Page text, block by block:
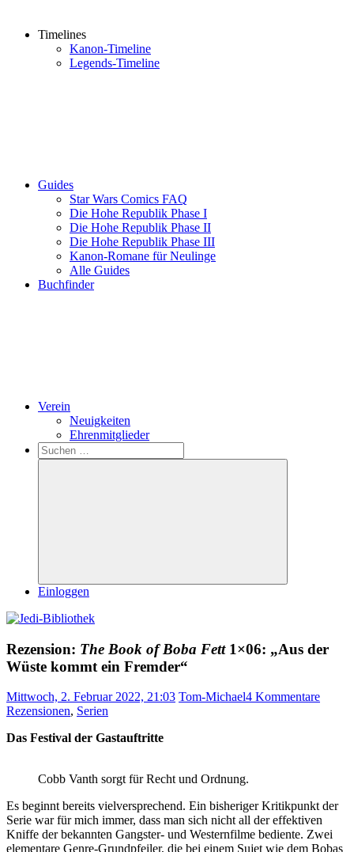
Timelines
Kanon-Timeline
Legends-Timeline
Guides
Star Wars Comics FAQ
Die Hohe Republik Phase I
Die Hohe Republik Phase II
Die Hohe Republik Phase III
Kanon-Romane für Neulinge
Alle Guides
Buchfinder
Verein
Neuigkeiten
Ehrenmitglieder
Search
Suchen
nach:
Suchen
Einloggen
Rezension: The Book of Boba Fett1×06: „Aus der
Wüste kommt ein Fremder“
Mittwoch, 2. Februar 2022, 21:03 Tom-Michael4 Kommentare
Rezensionen, Serien
Das Festival der Gastauftritte
Cobb Vanth sorgt für Recht und Ordnung.
Es beginnt bereits vielversprechend. Ein bisheriger Kritikpunkt der
Serie war für mich immer, dass man sich nicht all der effektiven
Kniffe der bekannten Gangster- und Westernfilme bediente. Zwei
elementare Genre-Grundpfeiler, die bei einem Sujet wie dem Bobas